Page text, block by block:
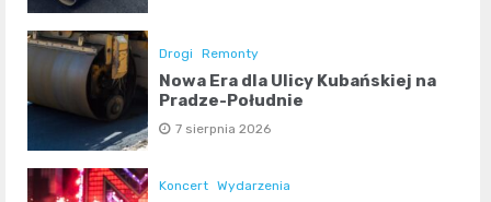
Drogi Remonty
Nowa Era dla Ulicy Kubańskiej na
Pradze-Południe
7 sierpnia 2026
Koncert Wydarzenia